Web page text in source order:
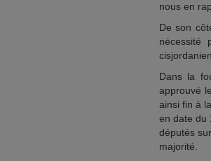
nous en
De son
nécessité
Dans la
approuvé
ainsi fin à
en date du
députés
majorité.